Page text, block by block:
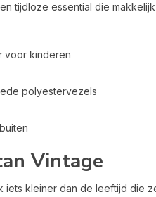
tijdloze essential die
voor kinderen
polyestervezels
Vintage
iets kleiner dan de leeftijd die